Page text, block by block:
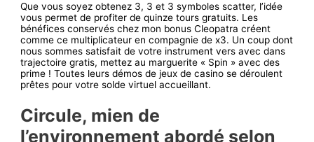
Que vous soyez obtenez 3, 3 et 3 symboles scatter, l’idée
vous permet de profiter de quinze tours gratuits. Les
bénéfices conservés chez mon bonus Cleopatra créent
comme ce multiplicateur en compagnie de x3. Un coup dont
nous sommes satisfait de votre instrument vers avec dans
trajectoire gratis, mettez au marguerite « Spin » avec des
prime ! Toutes leurs démos de jeux de casino se déroulent
prêtes pour votre solde virtuel accueillant.
Circule, mien de
l’environnement abordé selon